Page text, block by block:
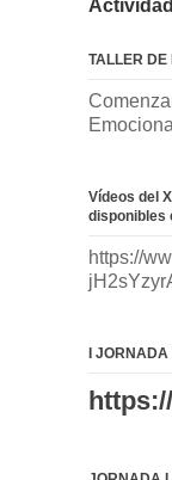
TALLER DE
Vídeos del
disponibles
https://
I